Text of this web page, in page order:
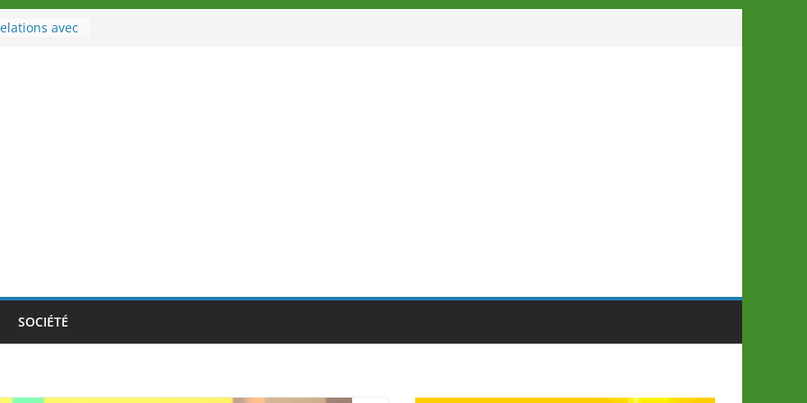
avec
Togo sur
delà des
SOCIÉTÉ